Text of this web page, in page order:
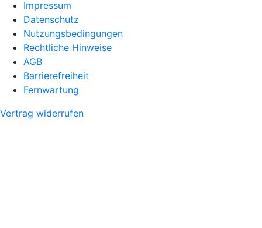
Impressum
Datenschutz
Nutzungsbedingungen
Rechtliche Hinweise
AGB
Barrierefreiheit
Fernwartung
Vertrag widerrufen